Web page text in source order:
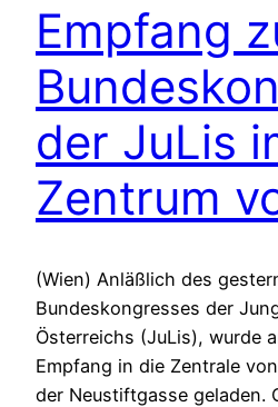
Empfang
der JuLis
Zentrum
(Wien) Anläßlich des
Bundeskongresses der
Österreichs (JuLis), wurde
Empfang in die Zentrale
der Neustiftgasse geladen.